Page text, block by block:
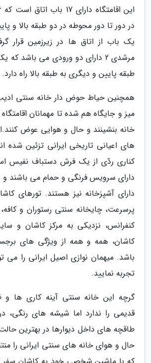
در دور تا دور محوطه در دو طبقه بالا و
یک باب از اتاق ها در زیرزمین قرار
مرشدی 2 دارای دو ورودی می باشد
طبقه پایین و دیگری به طبقه بالا راه دارد.
همچنین حیاط حوض دار خانه سنتی
میز و جایگاه هم شده تا مهمانان
خانه بنشینند و حال و هوایی عوض
های اعیانی تاریخی ایرانی تزئین شده
کناری ردّی از یک فرش دستباف نفیس
دارای سرویس فرنگی و حمام می باشند
دارای آشپزخانه نیز هستند. تورهای
پرسرعت، چایخانه سنتی رستوران و
کنفرانس، نزدیکی به مرکز کاشان و
کاشان، همه و همه از ویژگی های
باشد. میهمان نوازی اصیل ایرانی را می
تجربه نمایید.
گرچه این خانه سنتی آینه کاری ها
قدیمی را ندارد اما شیشه های
طاقچه های داخل دیوارها در بهترین
حال و هوای خانه های سنتی ایرانی را